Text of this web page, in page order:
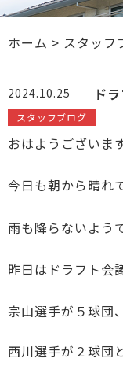
ホーム > スタッフ
2024.10.25 ド
スタッフブログ
おはようございま
今日も朝から晴れ
雨も降らないよう
昨日はドラフト会
宗山選手が５球団
西川選手が２球団